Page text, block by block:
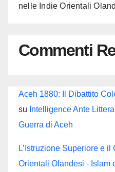
nelle Indie Orientali
Commenti
Aceh 1880: Il Dibattito
su Intelligence Ante
Guerra di Aceh
L’Istruzione Superiore e
Orientali Olandesi - Islam